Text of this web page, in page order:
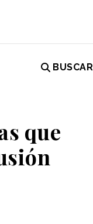
BUSCAR
que